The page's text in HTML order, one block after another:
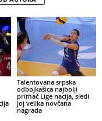
Talentovana srpska
odbojkašica najbolji
primač Lige nacija, sledi
joj velika novčana
nagrada